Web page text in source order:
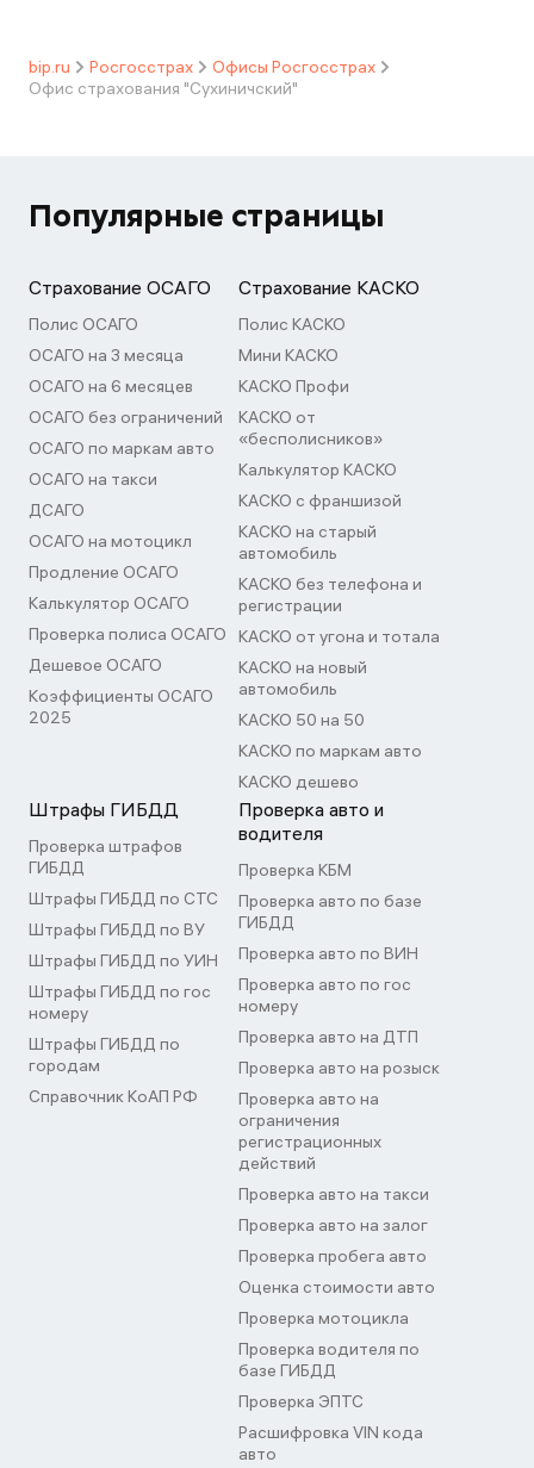
bip.ru Росгосстрах
Офисы Росгосстрах
Офис страхования "Сухиничский"
Популярные страницы
Страхование ОСАГО
Полис ОСАГО
ОСАГО на 3 месяца
ОСАГО на 6 месяцев
ОСАГО без ограничений
ОСАГО по маркам авто
ОСАГО на такси
ДСАГО
ОСАГО на мотоцикл
Продление ОСАГО
Калькулятор ОСАГО
Проверка полиса ОСАГО
Дешевое ОСАГО
Коэффициенты ОСАГО
2025
Страхование КАСКО
Полис КАСКО
Мини КАСКО
КАСКО Профи
КАСКО от
«бесполисников»
Калькулятор КАСКО
КАСКО с франшизой
КАСКО на старый
автомобиль
КАСКО без телефона и
регистрации
КАСКО от угона и тотала
КАСКО на новый
автомобиль
КАСКО 50 на 50
КАСКО по маркам авто
КАСКО дешево
Штрафы ГИБДД
Проверка штрафов
ГИБДД
Штрафы ГИБДД по СТС
Штрафы ГИБДД по ВУ
Штрафы ГИБДД по УИН
Штрафы ГИБДД по гос
номеру
Штрафы ГИБДД по
городам
Справочник КоАП РФ
Проверка авто и
водителя
Проверка КБМ
Проверка авто по базе
ГИБДД
Проверка авто по ВИН
Проверка авто по гос
номеру
Проверка авто на ДТП
Проверка авто на розыск
Проверка авто на
ограничения
регистрационных
действий
Проверка авто на такси
Проверка авто на залог
Проверка пробега авто
Оценка стоимости авто
Проверка мотоцикла
Проверка водителя по
базе ГИБДД
Проверка ЭПТС
Расшифровка VIN кода
авто